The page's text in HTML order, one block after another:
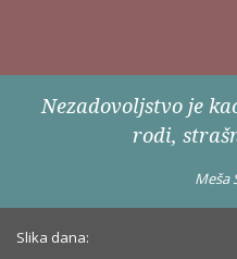
Nezadovoljstvo je
rodi,
Meša
Slika dana: